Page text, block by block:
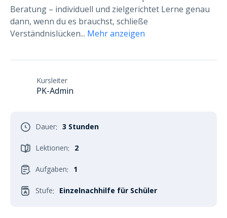
Beratung – individuell und zielgerichtet Lerne genau
dann, wenn du es brauchst, schließe
Verständnislücken... Mehr anzeigen
Kursleiter
PK-Admin
Dauer: 3 Stunden
Lektionen: 2
Aufgaben: 1
Stufe: Einzelnachhilfe für Schüler